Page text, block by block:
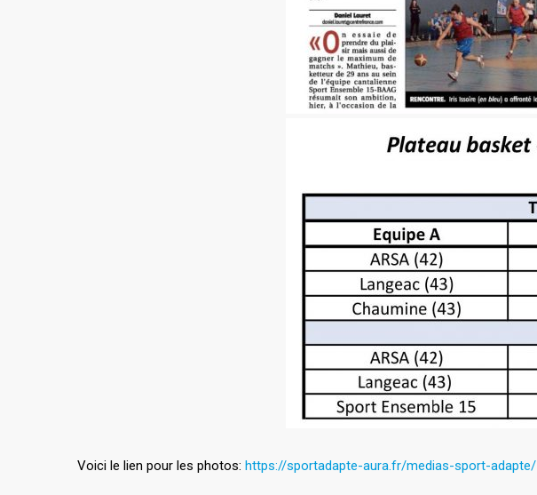
Voici le lien pour les photos: https://sportadapte-aura.fr/medias-sport-adapte/